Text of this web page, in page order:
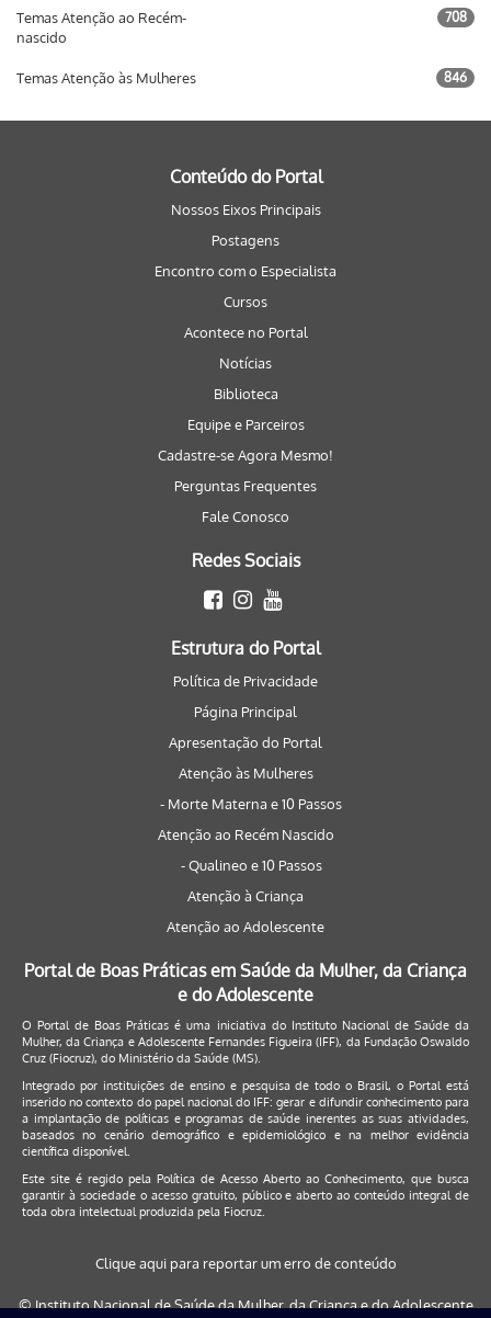
Temas Atenção ao Recém-
nascido
708
Temas Atenção às Mulheres 846
Conteúdo do Portal
Nossos Eixos Principais
Postagens
Encontro com o Especialista
Cursos
Acontece no Portal
Notícias
Biblioteca
Equipe e Parceiros
Cadastre-se Agora Mesmo!
Perguntas Frequentes
Fale Conosco
Redes Sociais
Estrutura do Portal
Política de Privacidade
Página Principal
Apresentação do Portal
Atenção às Mulheres
- Morte Materna e 10 Passos
Atenção ao Recém Nascido
- Qualineo e 10 Passos
Atenção à Criança
Atenção ao Adolescente
Portal de Boas Práticas em Saúde da Mulher, da Criança
e do Adolescente
O Portal de Boas Práticas é uma iniciativa do Instituto Nacional de Saúde da
Mulher, da Criança e Adolescente Fernandes Figueira (IFF), da Fundação Oswaldo
Cruz (Fiocruz), do Ministério da Saúde (MS).
Integrado por instituições de ensino e pesquisa de todo o Brasil, o Portal está
inserido no contexto do papel nacional do IFF: gerar e difundir conhecimento para
a implantação de políticas e programas de saúde inerentes as suas atividades,
baseados no cenário demográfico e epidemiológico e na melhor evidência
científica disponível.
Este site é regido pela Política de Acesso Aberto ao Conhecimento, que busca
garantir à sociedade o acesso gratuito, público e aberto ao conteúdo integral de
toda obra intelectual produzida pela Fiocruz.
Clique aqui para reportar um erro de conteúdo
© Instituto Nacional de Saúde da Mulher, da Criança e do Adolescente